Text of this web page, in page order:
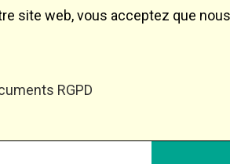
site web, vous acceptez que
RGPD